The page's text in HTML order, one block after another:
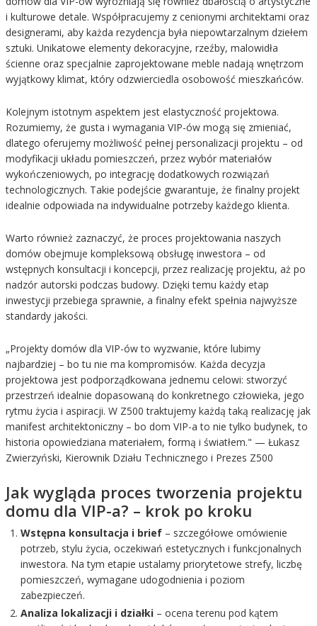
i kulturowe detale. Współpracujemy z cenionymi architektami oraz
designerami, aby każda rezydencja była niepowtarzalnym dziełem
sztuki. Unikatowe elementy dekoracyjne, rzeźby, malowidła
ścienne oraz specjalnie zaprojektowane meble nadają wnętrzom
wyjątkowy klimat, który odzwierciedla osobowość mieszkańców.
Kolejnym istotnym aspektem jest elastyczność projektowa.
Rozumiemy, że gusta i wymagania VIP-ów mogą się zmieniać,
dlatego oferujemy możliwość pełnej personalizacji projektu – od
modyfikacji układu pomieszczeń, przez wybór materiałów
wykończeniowych, po integrację dodatkowych rozwiązań
technologicznych. Takie podejście gwarantuje, że finalny projekt
idealnie odpowiada na indywidualne potrzeby każdego klienta.
Warto również zaznaczyć, że proces projektowania naszych
domów obejmuje kompleksową obsługę inwestora – od
wstępnych konsultacji i koncepcji, przez realizację projektu, aż po
nadzór autorski podczas budowy. Dzięki temu każdy etap
inwestycji przebiega sprawnie, a finalny efekt spełnia najwyższe
standardy jakości.
„Projekty domów dla VIP-ów to wyzwanie, które lubimy
najbardziej – bo tu nie ma kompromisów. Każda decyzja
projektowa jest podporządkowana jednemu celowi: stworzyć
przestrzeń idealnie dopasowaną do konkretnego człowieka, jego
rytmu życia i aspiracji. W Z500 traktujemy każdą taką realizację jak
manifest architektoniczny – bo dom VIP-a to nie tylko budynek, to
historia opowiedziana materiałem, formą i światłem." — Łukasz
Zwierzyński, Kierownik Działu Technicznego i Prezes Z500
Jak wygląda proces tworzenia projektu
domu dla VIP-a? – krok po kroku
Wstępna konsultacja i brief – szczegółowe omówienie
potrzeb, stylu życia, oczekiwań estetycznych i funkcjonalnych
inwestora. Na tym etapie ustalamy priorytetowe strefy, liczbę
pomieszczeń, wymagane udogodnienia i poziom
zabezpieczeń.
Analiza lokalizacji i działki – ocena terenu pod kątem